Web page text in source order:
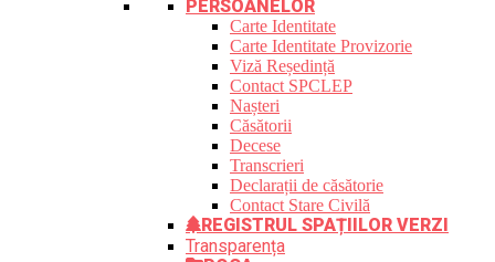
PERSOANELOR
Carte Identitate
Carte Identitate Provizorie
Viză Reședință
Contact SPCLEP
Nașteri
Căsătorii
Decese
Transcrieri
Declarații de căsătorie
Contact Stare Civilă
REGISTRUL SPAȚIILOR VERZI
Transparența